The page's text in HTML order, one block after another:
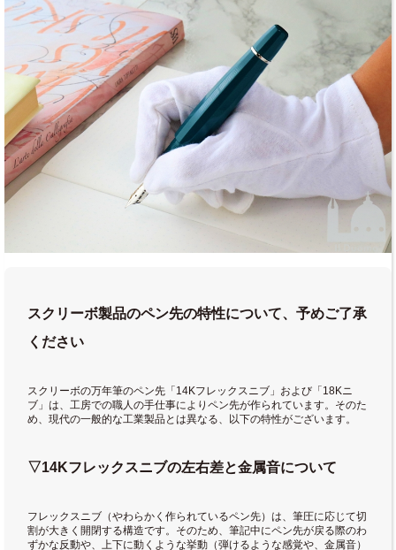
スクリーボ製品のペン先の特性について、予めご了承
ください
スクリーボの万年筆のペン先「14Kフレックスニブ」および「18Kニ
ブ」は、工房での職人の手仕事によりペン先が作られています。そのた
め、現代の一般的な工業製品とは異なる、以下の特性がございます。
▽14Kフレックスニブの左右差と金属音について
フレックスニブ（やわらかく作られているペン先）は、筆圧に応じて切
割が大きく開閉する構造です。そのため、筆記中にペン先が戻る際のわ
ずかな反動や、上下に動くような挙動（弾けるような感覚や、金属音）